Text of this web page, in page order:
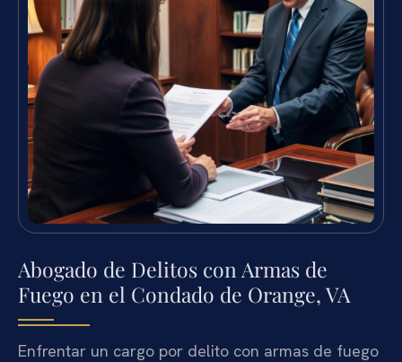
Abogado de Delitos con Armas de
Fuego en el Condado de Orange, VA
Enfrentar un cargo por delito con armas de fuego